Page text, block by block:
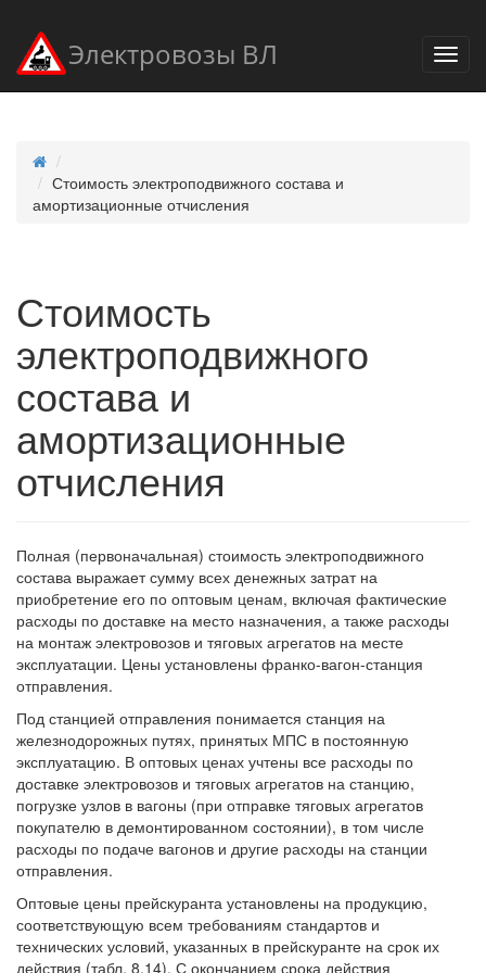
Электровозы ВЛ
Стоимость электроподвижного состава и
амортизационные отчисления
Стоимость
электроподвижного
состава и
амортизационные
отчисления
Полная (первоначальная) стоимость электроподвижного
состава выражает сумму всех денежных затрат на
приобретение его по оптовым ценам, включая фактические
расходы по доставке на место назначения, а также расходы
на монтаж электровозов и тяговых агрегатов на месте
эксплуатации. Цены установлены франко-вагон-станция
отправления.
Под станцией отправления понимается станция на
железнодорожных путях, принятых МПС в постоянную
эксплуатацию. В оптовых ценах учтены все расходы по
доставке электровозов и тяговых агрегатов на станцию,
погрузке узлов в вагоны (при отправке тяговых агрегатов
покупателю в демонтированном состоянии), в том числе
расходы по подаче вагонов и другие расходы на станции
отправления.
Оптовые цены прейскуранта установлены на продукцию,
соответствующую всем требованиям стандартов и
технических условий, указанных в прейскуранте на срок их
действия (табл. 8.14). С окончанием срока действия